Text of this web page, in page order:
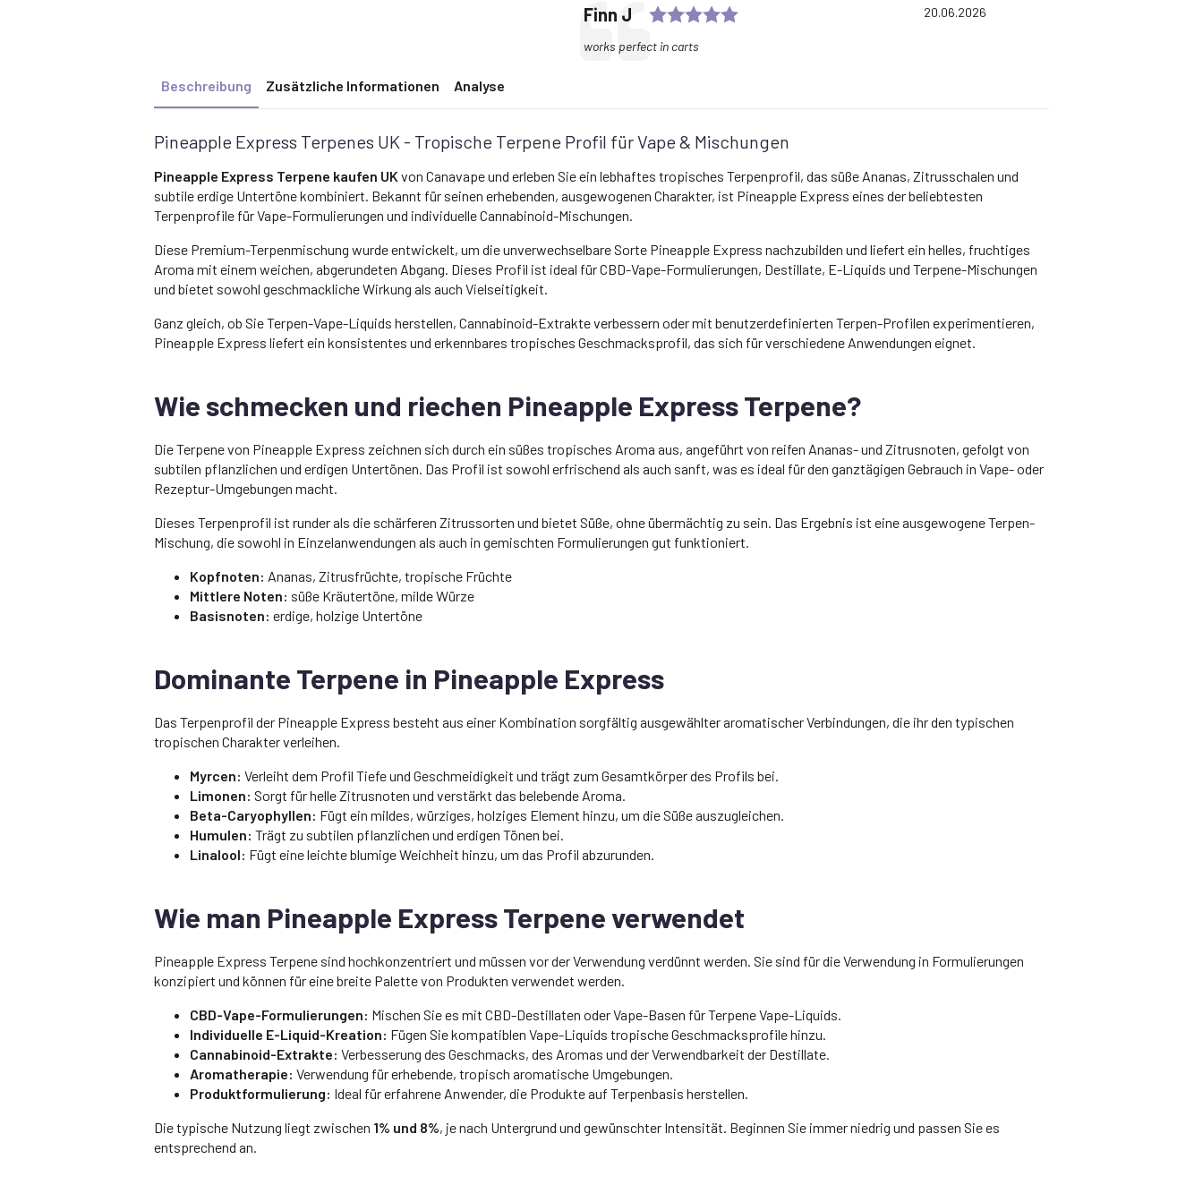
Testimonial
Author:
Finn J Rating: 5.0 out of 5 starsDate:
20.06.2026
Text:
works perfect in carts
Beschreibung Zusätzliche Informationen Analyse
Pineapple Express Terpenes UK - Tropische Terpene Profil für Vape & Mischungen
Pineapple Express Terpene kaufen UK von Canavape und erleben Sie ein lebhaftes tropisches Terpenprofil, das süße Ananas, Zitrusschalen und
subtile erdige Untertöne kombiniert. Bekannt für seinen erhebenden, ausgewogenen Charakter, ist Pineapple Express eines der beliebtesten
Terpenprofile für Vape-Formulierungen und individuelle Cannabinoid-Mischungen.
Diese Premium-Terpenmischung wurde entwickelt, um die unverwechselbare Sorte Pineapple Express nachzubilden und liefert ein helles, fruchtiges
Aroma mit einem weichen, abgerundeten Abgang. Dieses Profil ist ideal für CBD-Vape-Formulierungen, Destillate, E-Liquids und Terpene-Mischungen
und bietet sowohl geschmackliche Wirkung als auch Vielseitigkeit.
Ganz gleich, ob Sie Terpen-Vape-Liquids herstellen, Cannabinoid-Extrakte verbessern oder mit benutzerdefinierten Terpen-Profilen experimentieren,
Pineapple Express liefert ein konsistentes und erkennbares tropisches Geschmacksprofil, das sich für verschiedene Anwendungen eignet.
Wie schmecken und riechen Pineapple Express Terpene?
Die Terpene von Pineapple Express zeichnen sich durch ein süßes tropisches Aroma aus, angeführt von reifen Ananas- und Zitrusnoten, gefolgt von
subtilen pflanzlichen und erdigen Untertönen. Das Profil ist sowohl erfrischend als auch sanft, was es ideal für den ganztägigen Gebrauch in Vape- oder
Rezeptur-Umgebungen macht.
Dieses Terpenprofil ist runder als die schärferen Zitrussorten und bietet Süße, ohne übermächtig zu sein. Das Ergebnis ist eine ausgewogene Terpen-
Mischung, die sowohl in Einzelanwendungen als auch in gemischten Formulierungen gut funktioniert.
Kopfnoten: Ananas, Zitrusfrüchte, tropische Früchte
Mittlere Noten: süße Kräutertöne, milde Würze
Basisnoten: erdige, holzige Untertöne
Dominante Terpene in Pineapple Express
Das Terpenprofil der Pineapple Express besteht aus einer Kombination sorgfältig ausgewählter aromatischer Verbindungen, die ihr den typischen
tropischen Charakter verleihen.
Myrcen: Verleiht dem Profil Tiefe und Geschmeidigkeit und trägt zum Gesamtkörper des Profils bei.
Limonen: Sorgt für helle Zitrusnoten und verstärkt das belebende Aroma.
Beta-Caryophyllen: Fügt ein mildes, würziges, holziges Element hinzu, um die Süße auszugleichen.
Humulen: Trägt zu subtilen pflanzlichen und erdigen Tönen bei.
Linalool: Fügt eine leichte blumige Weichheit hinzu, um das Profil abzurunden.
Wie man Pineapple Express Terpene verwendet
Pineapple Express Terpene sind hochkonzentriert und müssen vor der Verwendung verdünnt werden. Sie sind für die Verwendung in Formulierungen
konzipiert und können für eine breite Palette von Produkten verwendet werden.
CBD-Vape-Formulierungen: Mischen Sie es mit CBD-Destillaten oder Vape-Basen für Terpene Vape-Liquids.
Individuelle E-Liquid-Kreation: Fügen Sie kompatiblen Vape-Liquids tropische Geschmacksprofile hinzu.
Cannabinoid-Extrakte: Verbesserung des Geschmacks, des Aromas und der Verwendbarkeit der Destillate.
Aromatherapie: Verwendung für erhebende, tropisch aromatische Umgebungen.
Produktformulierung: Ideal für erfahrene Anwender, die Produkte auf Terpenbasis herstellen.
Die typische Nutzung liegt zwischen 1% und 8%, je nach Untergrund und gewünschter Intensität. Beginnen Sie immer niedrig und passen Sie es
entsprechend an.